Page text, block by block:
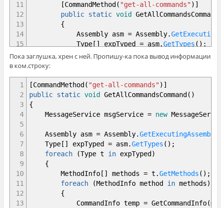
11
12
13
14
15
16
17
19
20
21
22
23
24
25
26
27
28
29
30
31
[CommandMethod ( "get-all-commands") ]
public static void GetAllCommandsCommand
{
Assembly asm =Assembly.
Type[ ] expTyped =asm.GetTypes ( ) ;
foreach (Type tinexpTyped )
foreach
(MethodInfo method
{
CommandInfo temp
}
}
private staticCommandInfo
return
null;
}
Пока заглушка, хрен с ней. Пропишу-ка пока вывод информации
в ком.строку:
1
2
3
4
5
6
7
8
9
10
11
12
13
[CommandMethod ( "get-all-commands") ]
public static void GetAllCommandsCommand ( )
{
MessageService msgService = new
Assembly asm =Assembly.GetExecutingAssembly
Type[ ] expTyped =asm.GetTypes ( ) ;
foreach
(Type t inexpTyped )
{
MethodInfo[ ] methods =t .GetMethods ( ) ;
foreach
(MethodInfo method inmethods)
{
CommandInfo temp =GetCommandInfo(